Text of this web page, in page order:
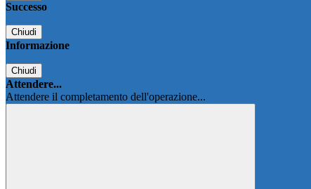
Successo
Chiudi
Informazione
Chiudi
Attendere...
Attendere il completamento dell'operazione...